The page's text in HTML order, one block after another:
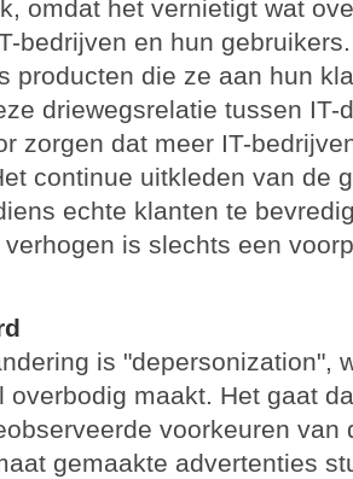
omdat het vernietigt wat
bedrijven en hun
producten die ze aan hun
driewegsrelatie tussen
zorgen dat meer IT-
continue uitkleden van de
echte klanten te
is slechts een
is "depersonization",
overbodig maakt. Het gaat
voorkeuren van
gemaakte advertenties